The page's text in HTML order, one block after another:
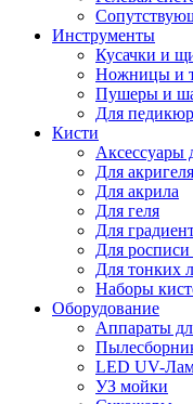
Инструменты
Кусачки и
Ножницы и
Пушеры и
Для
Кисти
Аксессуары
Для
Для акрила
Для геля
Для
Для
Для тонких
Наборы
Оборудование
Аппараты
LED UV-
УЗ мойки